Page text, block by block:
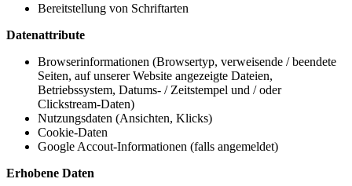
Bereitstellung von Schriftarten
Datenattribute
Browserinformationen (Browsertyp, verweisende / beendete
Seiten, auf unserer Website angezeigte Dateien,
Betriebssystem, Datums- / Zeitstempel und / oder
Clickstream-Daten)
Nutzungsdaten (Ansichten, Klicks)
Cookie-Daten
Google Accout-Informationen (falls angemeldet)
Erhobene Daten